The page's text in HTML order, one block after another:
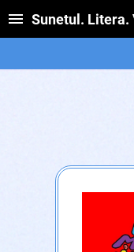
Sunetul. Litera.